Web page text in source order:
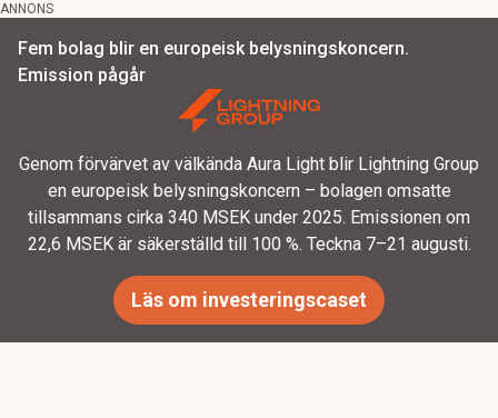
ANNONS
Fem bolag blir en europeisk belysningskoncern.
Emission pågår
Genom förvärvet av välkända Aura Light blir Lightning Group
en europeisk belysningskoncern – bolagen omsatte
tillsammans cirka 340 MSEK under 2025. Emissionen om
22,6 MSEK är säkerställd till 100 %. Teckna 7–21 augusti.
Läs om investeringscaset